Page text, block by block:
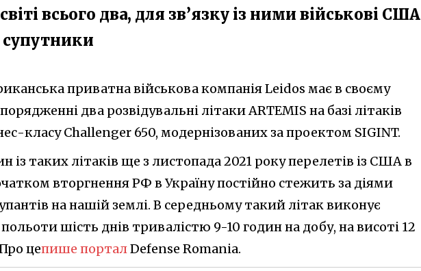
всього два, для зв’язку із ними військові США
приватна військова компанія Leidos має в своєму
два розвідувальні літаки ARTEMIS на базі літаків
класу Challenger 650, модернізованих за проектом SIGINT.
із таких літаків ще з листопада 2021 року перелетів із США в
вторгнення РФ в Україну постійно стежить за діями
на нашій землі. В середньому такий літак виконує
польоти шість днів тривалістю 9-10 годин на добу, на висоті 12
цепише порталDefense Romania.